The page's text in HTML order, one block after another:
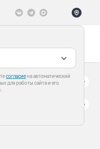
согласиена автоматический
для работы сайта и его